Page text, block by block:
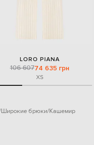
LORO PIANA
106 60774 635 грн
XS
Широкие брюки Кашемир